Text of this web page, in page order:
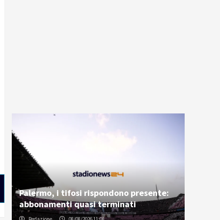
Palermo, i tifosi rispondono presente:
abbonamenti quasi terminati